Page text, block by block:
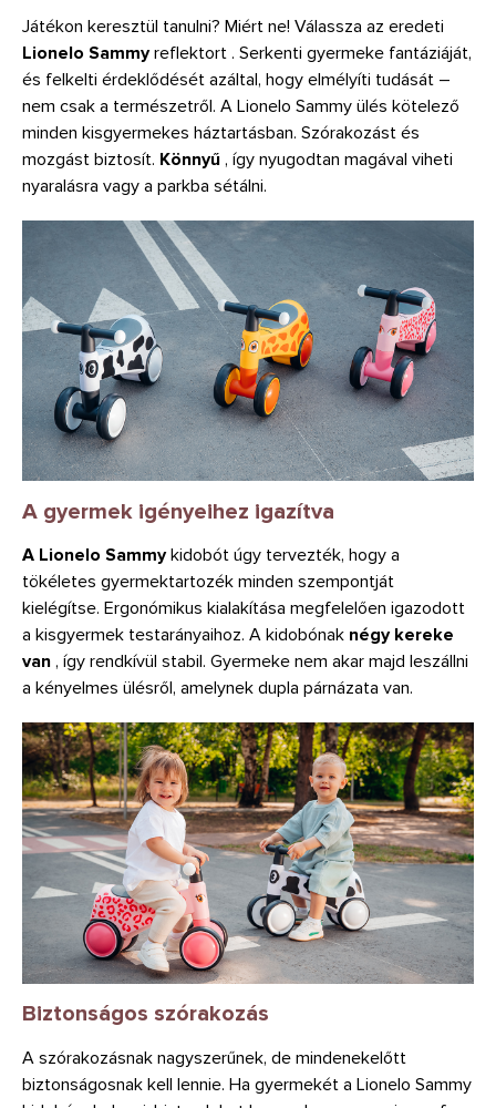
Játékon keresztül tanulni? Miért ne! Válassza az eredeti
Lionelo Sammyreflektort . Serkenti gyermeke fantáziáját,
és felkelti érdeklődését azáltal, hogy elmélyíti tudását –
nem csak a természetről. A Lionelo Sammy ülés kötelező
minden kisgyermekes háztartásban. Szórakozást és
mozgást biztosít. Könnyű , így nyugodtan magával viheti
nyaralásra vagy a parkba sétálni.
A gyermek igényeihez igazítva
A Lionelo Sammykidobót úgy tervezték, hogy a
tökéletes gyermektartozék minden szempontját
kielégítse. Ergonómikus kialakítása megfelelően igazodott
a kisgyermek testarányaihoz. A kidobónak négy kereke
van , így rendkívül stabil. Gyermeke nem akar majd leszállni
a kényelmes ülésről, amelynek dupla párnázata van.
Biztonságos szórakozás
A szórakozásnak nagyszerűnek, de mindenekelőtt
biztonságosnak kell lennie. Ha gyermekét a Lionelo Sammy